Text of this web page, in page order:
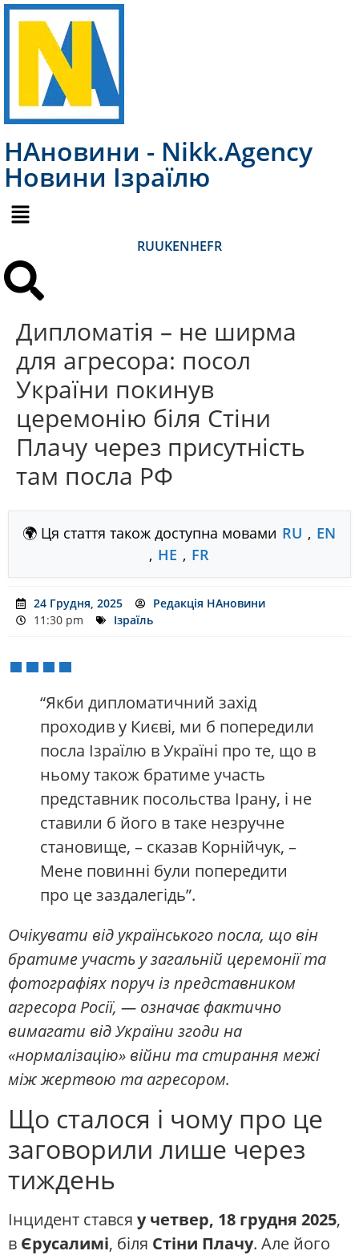
НАновини - Nikk.Agency
Новини Ізраїлю
RUUKENHEFR
Дипломатія – не ширма
для агресора: посол
України покинув
церемонію біля Стіни
Плачу через присутність
там посла РФ
🌍 Ця стаття також доступна мовами RU , EN
, HE , FR
24 Грудня, 2025
Редакція НАновини
11:30 pm
Ізраїль
“Якби дипломатичний захід
проходив у Києві, ми б попередили
посла Ізраїлю в Україні про те, що в
ньому також братиме участь
представник посольства Ірану, і не
ставили б його в таке незручне
становище, – сказав Корнійчук, –
Мене повинні були попередити
про це заздалегідь”.
Очікувати від українського посла, що він
братиме участь у загальній церемонії та
фотографіях поруч із представником
агресора Росії, — означає фактично
вимагати від України згоди на
«нормалізацію» війни та стирання межі
між жертвою та агресором.
Що сталося і чому про це
заговорили лише через
тиждень
Інцидент стався у четвер, 18 грудня 2025,
в Єрусалимі, біля Стіни Плачу. Але його